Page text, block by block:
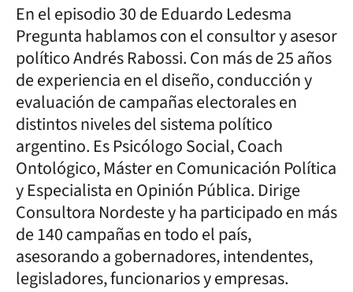
En el episodio 30 de Eduardo Ledesma
Pregunta hablamos con el consultor y asesor
político Andrés Rabossi. Con más de 25 años
de experiencia en el diseño, conducción y
evaluación de campañas electorales en
distintos niveles del sistema político
argentino. Es Psicólogo Social, Coach
Ontológico, Máster en Comunicación Política
y Especialista en Opinión Pública. Dirige
Consultora Nordeste y ha participado en más
de 140 campañas en todo el país,
asesorando a gobernadores, intendentes,
legisladores, funcionarios y empresas.